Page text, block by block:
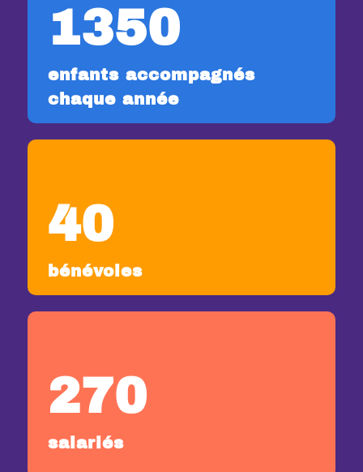
1350
enfants accompagnés
chaque année
40
bénévoles
270
salariés